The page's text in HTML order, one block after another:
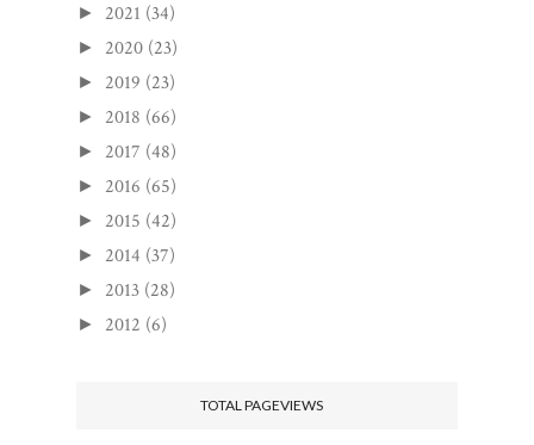
► 2021 (34)
► 2020 (23)
► 2019 (23)
► 2018 (66)
► 2017 (48)
► 2016 (65)
► 2015 (42)
► 2014 (37)
► 2013 (28)
► 2012 (6)
TOTAL PAGEVIEWS